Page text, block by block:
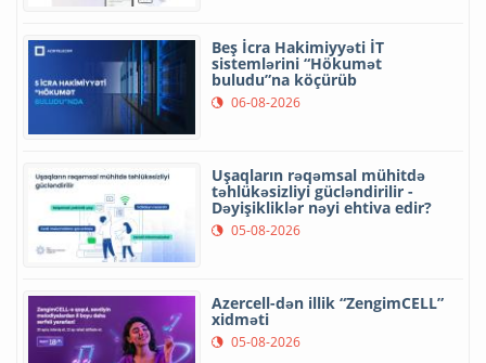
Beş İcra Hakimiyyəti İT
sistemlərini “Hökumət
buludu”na köçürüb
06-08-2026
Uşaqların rəqəmsal mühitdə
təhlükəsizliyi gücləndirilir -
Dəyişikliklər nəyi ehtiva edir?
05-08-2026
Azercell-dən illik “ZengimCELL”
xidməti
05-08-2026